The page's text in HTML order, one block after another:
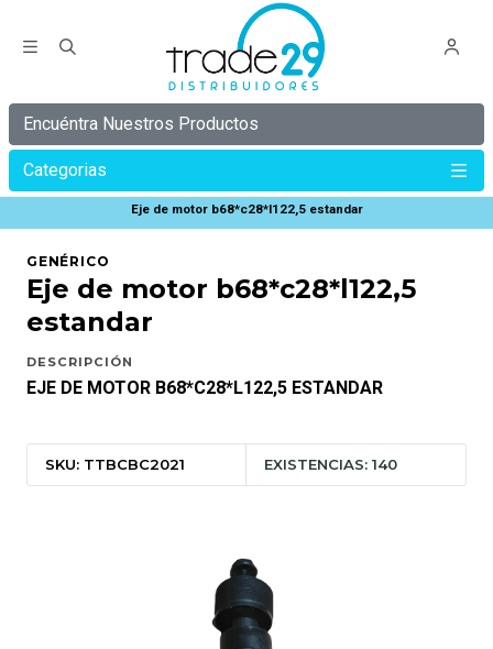
Encuéntra Nuestros Productos
Categorias
Eje de motor b68*c28*l122,5 estandar
GENÉRICO
Eje de motor b68*c28*l122,5
estandar
DESCRIPCIÓN
EJE DE MOTOR B68*C28*L122,5 ESTANDAR
SKU: TTBCBC2021 EXISTENCIAS: 140